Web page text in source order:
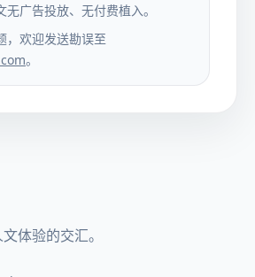
无广告投放、无付费植入。
，欢迎发送勘误至
。
体验的交汇。